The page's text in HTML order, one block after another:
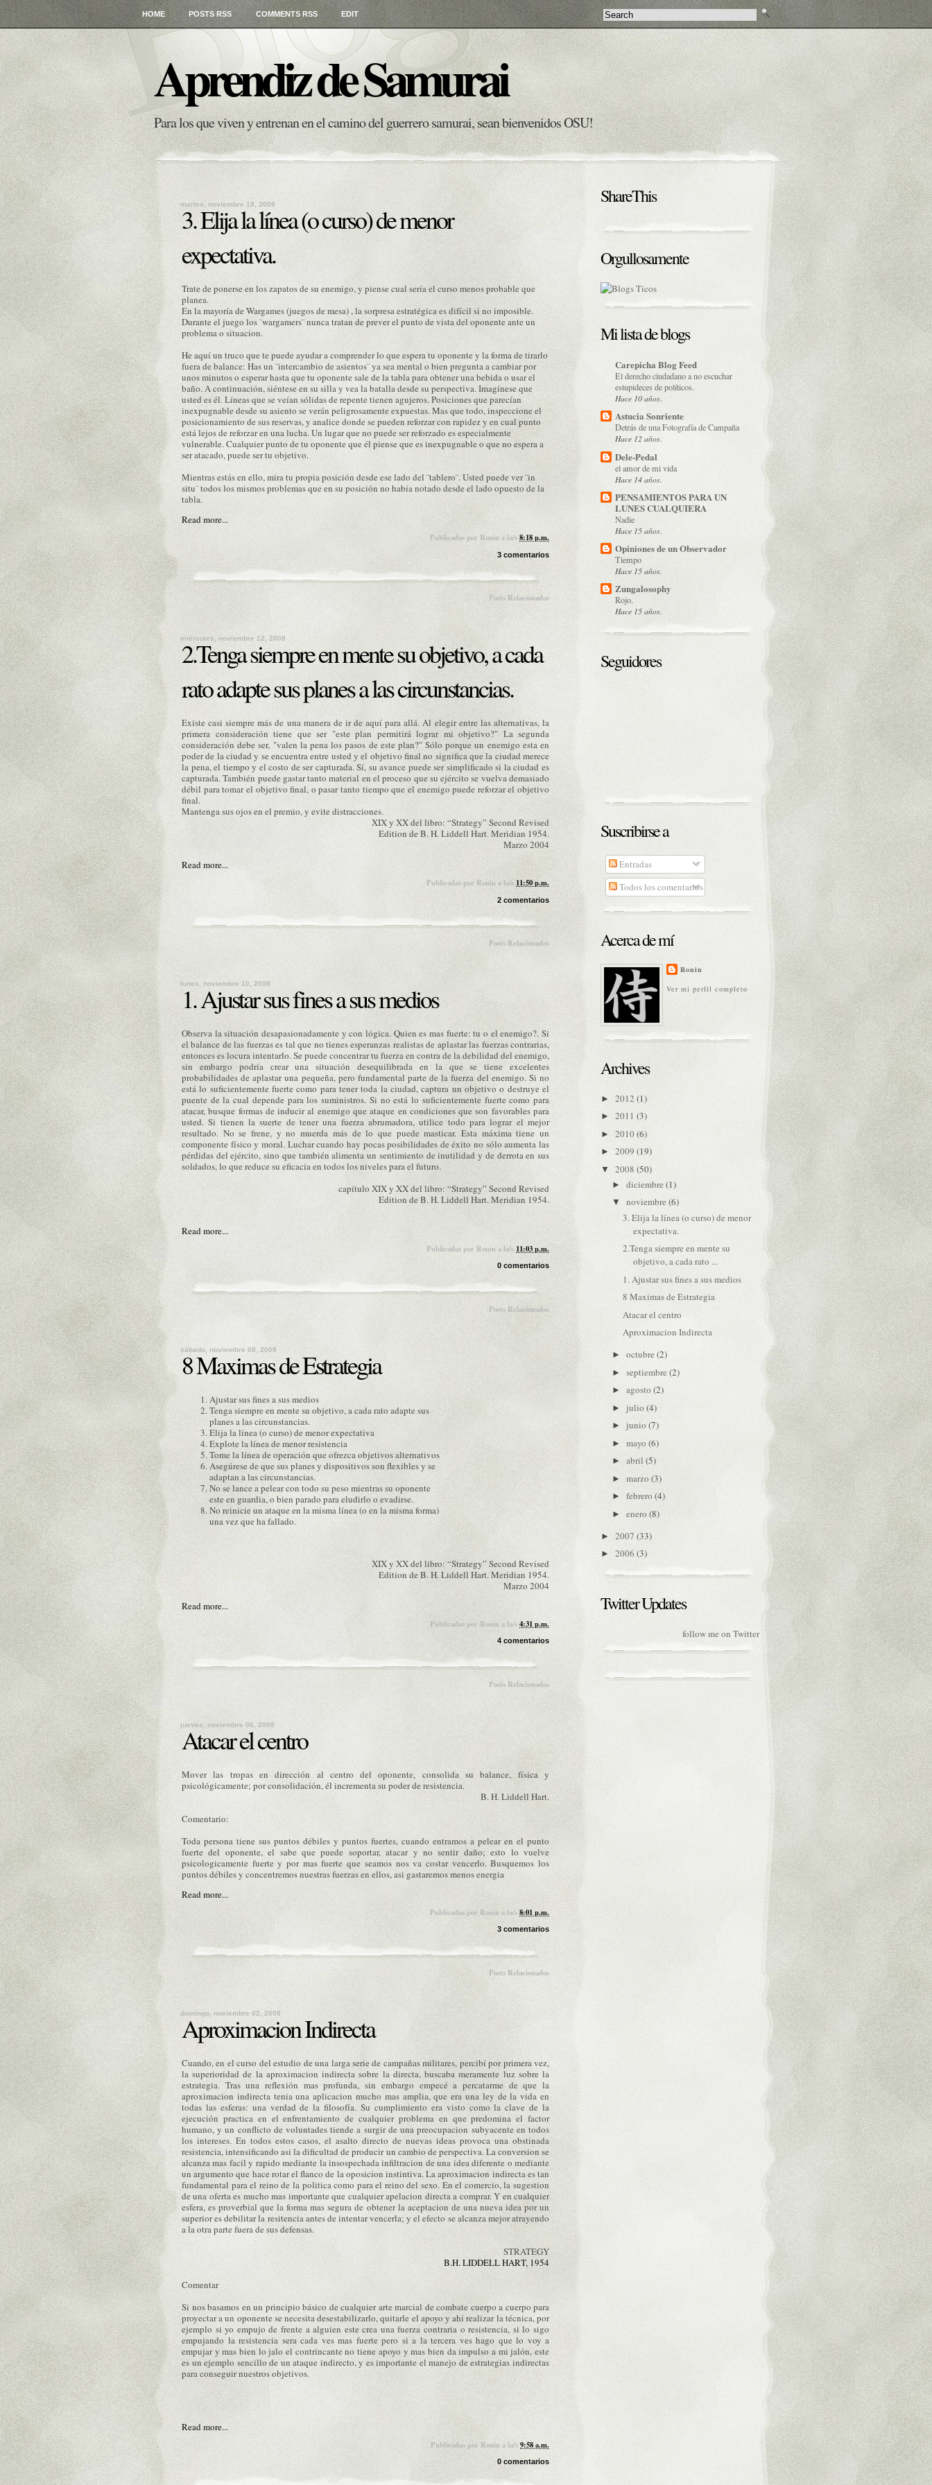
HOME POSTS RSS COMMENTS RSS EDIT
Aprendiz de Samurai
Para los que viven y entrenan en el camino del guerrero samurai, sean bienvenidos OSU!
martes, noviembre 18, 2008
3. Elija la línea (o curso) de menor
expectativa.
Trate de ponerse en los zapatos de su enemigo, y piense cual sería el curso menos probable que
planea.
En la mayoría de Wargames (juegos de mesa) , la sorpresa estratégica es difícil si no imposible.
Durante el juego los ¨wargamers¨ nunca tratan de prever el punto de vista del oponente ante un
problema o situacion.
He aquí un truco que te puede ayudar a comprender lo que espera tu oponente y la forma de tirarlo
fuera de balance: Has un ¨intercambio de asientos¨ ya sea mental o bien pregunta a cambiar por
unos minutos o esperar hasta que tu oponente sale de la tabla para obtener una bebida o usar el
baño. A continuación, siéntese en su silla y vea la batalla desde su perspectiva. Imagínese que
usted es él. Líneas que se veían sólidas de repente tienen agujeros. Posiciones que parecían
inexpugnable desde su asiento se verán peligrosamente expuestas. Mas que todo, inspeccione el
posicionamiento de sus reservas, y analice donde se pueden reforzar con rapidez y en cual punto
está lejos de reforzar en una lucha. Un lugar que no puede ser reforzado es especialmente
vulnerable. Cualquier punto de tu oponente que él piense que es inexpugnable o que no espera a
ser atacado, puede ser tu objetivo.
Mientras estás en ello, mira tu propia posición desde ese lado del ¨tablero¨. Usted puede ver ¨in
situ¨ todos los mismos problemas que en su posición no había notado desde el lado opuesto de la
tabla.
Read more...
Publicadas por Ronina la/s8:18 p.m.
3 comentarios
Posts Relacionados
miércoles, noviembre 12, 2008
2.Tenga siempre en mente su objetivo, a cada
rato adapte sus planes a las circunstancias.
Existe casi siempre más de una manera de ir de aquí para allá. Al elegir entre las alternativas, la
primera consideración tiene que ser "este plan permitirá lograr mi objetivo?" La segunda
consideración debe ser, "valen la pena los pasos de este plan?" Sólo porque un enemigo esta en
poder de la ciudad y se encuentra entre usted y el objetivo final no significa que la ciudad merece
la pena, el tiempo y el costo de ser capturada. Sí, su avance puede ser simplificado si la ciudad es
capturada. También puede gastar tanto material en el proceso que su ejército se vuelva demasiado
débil para tomar el objetivo final, o pasar tanto tiempo que el enemigo puede reforzar el objetivo
final.
Mantenga sus ojos en el premio, y evite distracciones.
XIX y XX del libro: “Strategy” Second Revised
Edition de B. H. Liddell Hart. Meridian 1954.
Marzo 2004
Read more...
Publicadas por Ronina la/s 11:50 p.m.
2 comentarios
Posts Relacionados
lunes, noviembre 10, 2008
1. Ajustar sus fines a sus medios
Observa la situación desapasionadamente y con lógica. Quien es mas fuerte: tu o el enemigo?. Si
el balance de las fuerzas es tal que no tienes esperanzas realistas de aplastar las fuerzas contrarias,
entonces es locura intentarlo. Se puede concentrar tu fuerza en contra de la debilidad del enemigo,
sin embargo podría crear una situación desequilibrada en la que se tiene excelentes
probabilidades de aplastar una pequeña, pero fundamental parte de la fuerza del enemigo. Si no
está lo suficientemente fuerte como para tener toda la ciudad, captura un objetivo o destruye el
puente de la cual depende para los suministros. Si no está lo suficientemente fuerte como para
atacar, busque formas de inducir al enemigo que ataque en condiciones que son favorables para
usted. Si tienen la suerte de tener una fuerza abrumadora, utilice todo para lograr el mejor
resultado. No se frene, y no muerda más de lo que puede masticar. Esta máxima tiene un
componente físico y moral. Luchar cuando hay pocas posibilidades de éxito no sólo aumenta las
pérdidas del ejército, sino que también alimenta un sentimiento de inutilidad y de derrota en sus
soldados, lo que reduce su eficacia en todos los niveles para el futuro.
capítulo XIX y XX del libro: “Strategy” Second Revised
Edition de B. H. Liddell Hart. Meridian 1954.
Read more...
Publicadas por Ronina la/s11:03 p.m.
0 comentarios
Posts Relacionados
sábado, noviembre 08, 2008
8 Maximas de Estrategia
Ajustar sus fines a sus medios
Tenga siempre en mente su objetivo, a cada rato adapte sus
planes a las circunstancias.
Elija la línea (o curso) de menor expectativa
Explote la línea de menor resistencia
Tome la línea de operación que ofrezca objetivos alternativos
Asegúrese de que sus planes y dispositivos son flexibles y se
adaptan a las circunstancias.
No se lance a pelear con todo su peso mientras su oponente
este en guardia, o bien parado para eludirlo o evadirse.
No reinicie un ataque en la misma línea (o en la misma forma)
una vez que ha fallado.
XIX y XX del libro: “Strategy” Second Revised
Edition de B. H. Liddell Hart. Meridian 1954.
Marzo 2004
Read more...
Publicadas porRonin a la/s4:31 p.m.
4 comentarios
Posts Relacionados
jueves, noviembre 06, 2008
Atacar el centro
Mover las tropas en dirección al centro del oponente, consolida su balance, física y
psicológicamente; por consolidación, él incrementa su poder de resistencia.
B. H. Liddell Hart.
Comentario:
Toda persona tiene sus puntos débiles y puntos fuertes, cuando entramos a pelear en el punto
fuerte del oponente, el sabe que puede soportar, atacar y no sentir daño; esto lo vuelve
psicologicamente fuerte y por mas fuerte que seamos nos va costar vencerlo. Busquemos los
puntos débiles y concentremos nuestras fuerzas en ellos, asi gastaremos menos energia
Read more...
Publicadas por Ronin a la/s8:01 p.m.
3 comentarios
Posts Relacionados
domingo, noviembre 02, 2008
Aproximacion Indirecta
Cuando, en el curso del estudio de una larga serie de campañas militares, percibípor primera vez,
la superioridad de la aproximacion indirecta sobre la directa, buscaba meramente luz sobre la
estrategia. Tras unareflexión mas profunda, sin embargo empecé a percatarme de que la
aproximacion indirecta tenia unaaplicacion mucho mas amplia, que era una ley de la vida en
todas las esferas: una verdad de lafilosofía. Su cumplimiento eravisto como la clave de la
ejecución practica en el enfrentamiento de cualquier problema en que predomina el factor
humano, y un conflicto de voluntades tiende a surgir de una preocupacion subyacente en todos
los intereses. En todos estos casos, el asalto directo de nuevas ideas provoca una obstinada
resistencia, intensificando asi la dificultad de producir un cambio de perspectiva. La conversion se
alcanza mas facil y rapido mediante la insospechada infiltracion de una idea diferente o mediante
un argumento que hace rotar el flanco de la oposicion instintiva. La aproximacion indirecta es tan
fundamental para el reino de la politica como para el reino del sexo. En el comercio, la sugestion
de una oferta es mucho mas importante que cualquier apelacion directa a comprar. Y en cualquier
esfera, es proverbial que la forma mas segura de obtener la aceptacion de una nueva idea por un
superior es debilitar la resitencia antes de intentar vencerla; y el efecto se alcanza mejor atrayendo
a la otra parte fuera de sus defensas.
STRATEGY
B.H. LIDDELL HART, 1954
Comentar
Si nos basamos en un principio básico de cualquier arte marcial de combate cuerpo a cuerpo para
proyectar a un oponente se necesita desestabilizarlo, quitarle el apoyo y ahí realizar la técnica, por
ejemplo si yo empujo de frente a alguien este crea una fuerza contraria o resistencia, si lo sigo
empujando la resistencia sera cada ves mas fuerte pero si a la tercera ves hago que lo voy a
empujar y mas bien lo jalo el contrincante no tiene apoyo y mas bien da impulso a mi jalón, este
es un ejemplo sencillo de un ataque indirecto, y es importante el manejo de estrategias indirectas
para conseguir nuestros objetivos.
Read more...
Publicadas por Ronin a la/s9:58 a.m.
0 comentarios
ShareThis
Orgullosamente
Mi lista de blogs
Carepicha Blog Feed
El derecho ciudadano a no escuchar
estupideces de políticos.
Hace 10 años.
Astucia Sonriente
Detrás de una Fotografía de Campaña
Hace 12 años.
Dele-Pedal
el amor de mi vida
Hace 14 años.
PENSAMIENTOS PARA UN
LUNES CUALQUIERA
Nadie
Hace 15 años.
Opiniones de un Observador
Tiempo
Hace 15 años.
Zungalosophy
Rojo.
Hace 15 años.
Seguidores
Suscribirse a
Entradas
Todos los comentarios
Acerca de mí
Ronin
Ver mi perfil completo
Archives
► 2012 (1)
► 2011 (3)
► 2010 (6)
► 2009 (19)
▼ 2008 (50)
► diciembre (1)
▼ noviembre (6)
3. Elija la línea (o curso) de menor
expectativa.
2.Tenga siempre en mente su
objetivo, a cada rato ...
1. Ajustar sus fines a sus medios
8 Maximas de Estrategia
Atacar el centro
Aproximacion Indirecta
► octubre (2)
► septiembre(2)
► agosto (2)
► julio (4)
► junio (7)
► mayo (6)
► abril (5)
► marzo (3)
► febrero (4)
► enero (8)
► 2007 (33)
► 2006 (3)
Twitter Updates
follow me on Twitter